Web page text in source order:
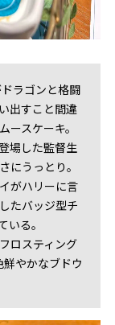
ラゴンと格闘
出すこと間違
スケーキ。
場した監督生
にうっとり。
がハリーに言
たバッジ型チ
る。
ロスティング
やかなブドウ